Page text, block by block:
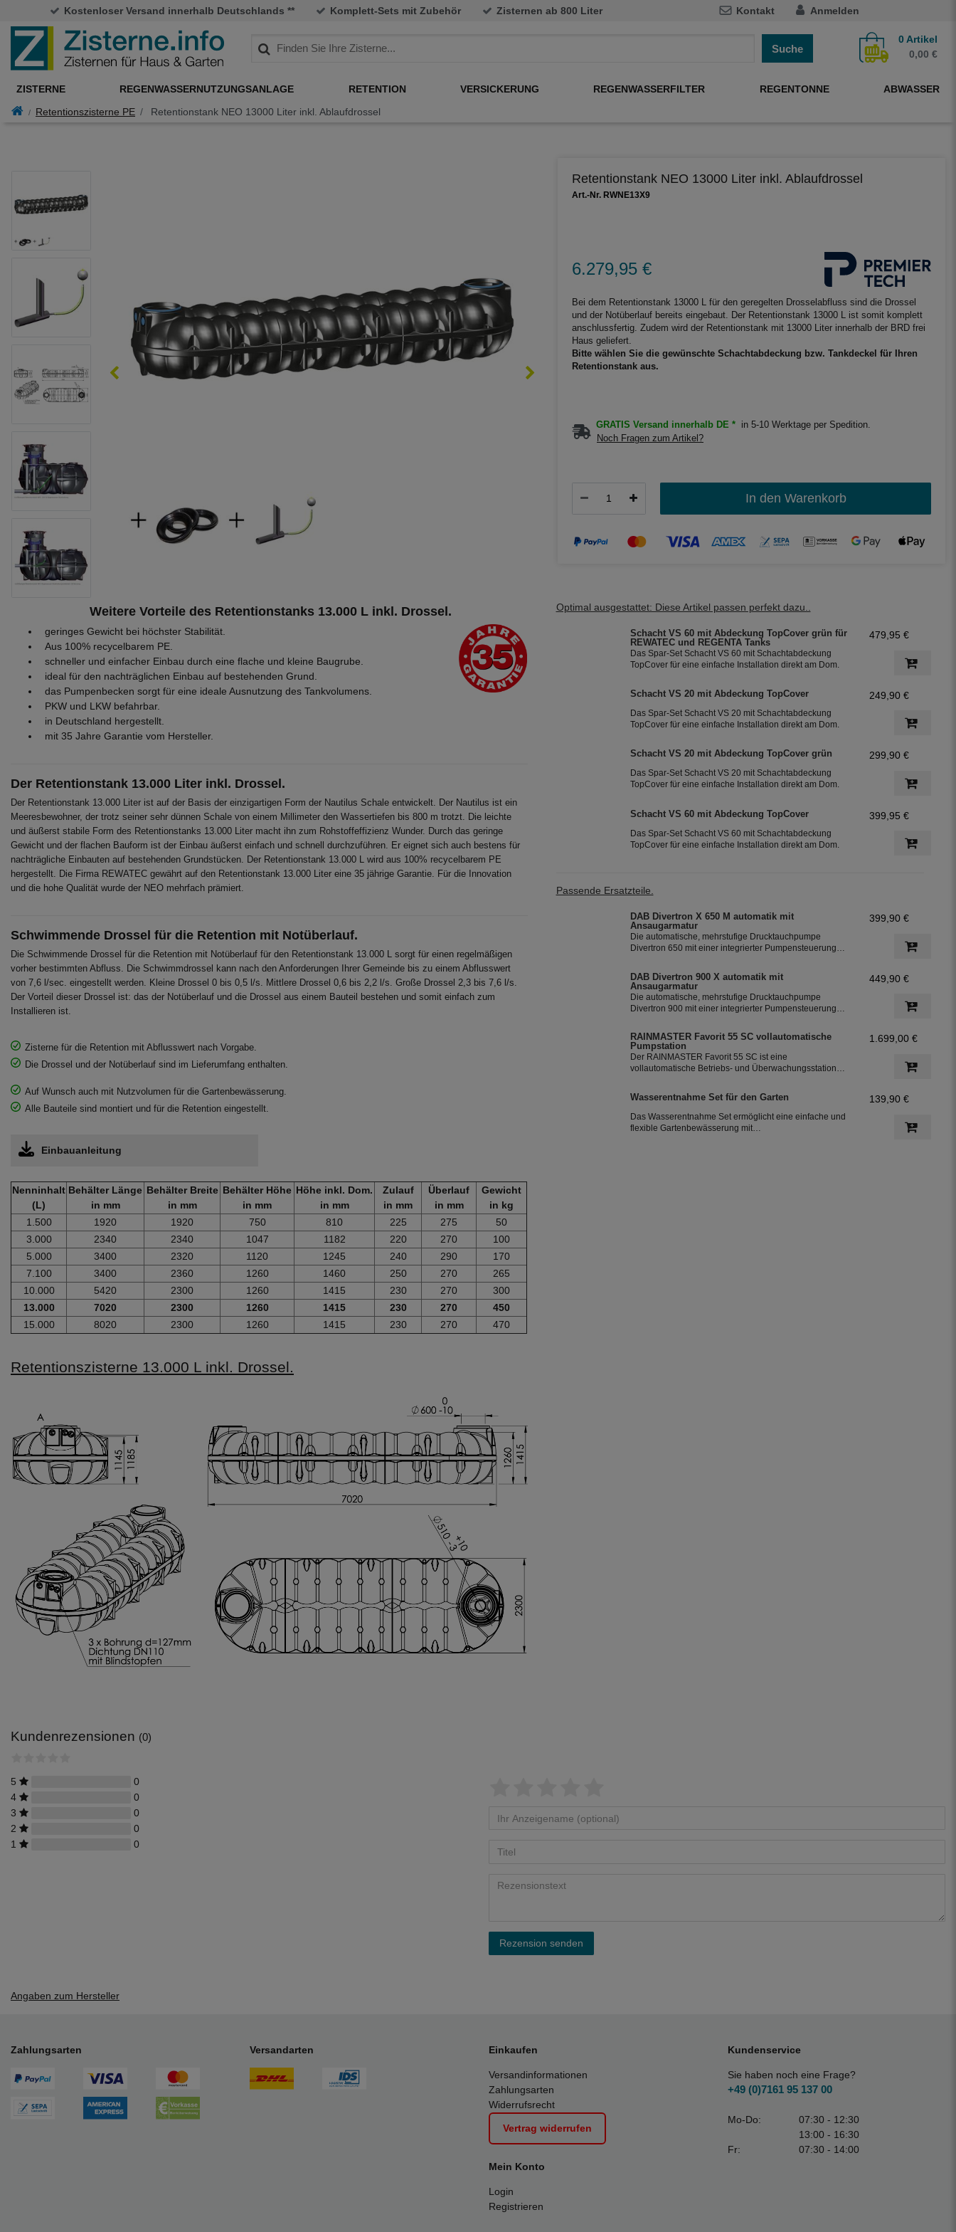
Kostenloser Versand innerhalb Deutschlands ** Komplett-Sets mit Zubehör Zisternen ab 800 Liter Kontakt Anmelden
Suche
0Artikel
0,00 €
ZISTERNE REGENWASSERNUTZUNGSANLAGE RETENTION VERSICKERUNG REGENWASSERFILTER REGENTONNE ABWASSER
Retentionszisterne PE Retentionstank NEO 13000 Liter inkl. Ablaufdrossel
Retentionstank NEO 13000 Liter inkl. Ablaufdrossel
Art.-Nr. RWNE13X9
6.279,95 €
Bei dem Retentionstank 13000 L für den geregelten Drosselabfluss sind die Drossel
und der Notüberlauf bereits eingebaut. Der Retentionstank 13000 L ist somit komplett
anschlussfertig. Zudem wird der Retentionstank mit 13000 Liter innerhalb der BRD frei
Haus geliefert.
Bitte wählen Sie die gewünschte Schachtabdeckung bzw. Tankdeckel für Ihren
Retentionstank aus.
GRATIS Versand innerhalb DE *
in 5-10 Werktage per Spedition.
Noch Fragen zum Artikel?
In den Warenkorb
Weitere Vorteile des Retentionstanks 13.000 L inkl. Drossel.
geringes Gewicht bei höchster Stabilität.
Aus 100% recycelbarem PE.
schneller und einfacher Einbau durch eine flache und kleine Baugrube.
ideal für den nachträglichen Einbau auf bestehenden Grund.
das Pumpenbecken sorgt für eine ideale Ausnutzung des Tankvolumens.
PKW und LKW befahrbar.
in Deutschland hergestellt.
mit 35 Jahre Garantie vom Hersteller.
Der Retentionstank 13.000 Liter inkl. Drossel.
Der Retentionstank 13.000 Liter ist auf der Basis der einzigartigen Form der Nautilus Schale entwickelt. Der Nautilus ist ein
Meeresbewohner, der trotz seiner sehr dünnen Schale von einem Millimeter den Wassertiefen bis 800 m trotzt. Die leichte
und äußerst stabile Form des Retentionstanks 13.000 Liter macht ihn zum Rohstoffeffizienz Wunder. Durch das geringe
Gewicht und der flachen Bauform ist der Einbau äußerst einfach und schnell durchzuführen. Er eignet sich auch bestens für
nachträgliche Einbauten auf bestehenden Grundstücken. Der Retentionstank 13.000 L wird aus 100% recycelbarem PE
hergestellt. Die Firma REWATEC gewährt auf den Retentionstank 13.000 Liter eine 35 jährige Garantie. Für die Innovation
und die hohe Qualität wurde der NEO mehrfach prämiert.
Schwimmende Drossel für die Retention mit Notüberlauf.
Die Schwimmende Drossel für die Retention mit Notüberlauf für den Retentionstank 13.000 L sorgt für einen regelmäßigen
vorher bestimmten Abfluss. Die Schwimmdrossel kann nach den Anforderungen Ihrer Gemeinde bis zu einem Abflusswert
von 7,6 l/sec. eingestellt werden. Kleine Drossel 0 bis 0,5 l/s. Mittlere Drossel 0,6 bis 2,2 l/s. Große Drossel 2,3 bis 7,6 l/s.
Der Vorteil dieser Drossel ist: das der Notüberlauf und die Drossel aus einem Bauteil bestehen und somit einfach zum
Installieren ist.
Zisterne für die Retention mit Abflusswert nach Vorgabe.
Die Drossel und der Notüberlauf sind im Lieferumfang enthalten.
Auf Wunsch auch mit Nutzvolumen für die Gartenbewässerung.
Alle Bauteile sind montiert und für die Retention eingestellt.
Einbauanleitung
Nenninhalt
(L)
Behälter Länge
in mm
Behälter Breite
in mm
Behälter Höhe
in mm
Höhe inkl. Dom.
in mm
Zulauf
in mm
Überlauf
in mm
Gewicht
in kg
1.500
1920 1920 750 810 225 275
50
3.000
2340 2340 1047 1182 220 270
100
5.000
3400 2320 1120 1245 240 290
170
7.100
3400 2360 1260 1460 250 270
265
10.000
5420 2300 1260 1415 230 270
300
13.000
7020 2300 1260 1415 230 270
450
15.000
8020 2300 1260 1415 230 270 470
Retentionszisterne 13.000 L inkl. Drossel.
Optimal ausgestattet: Diese Artikel passen perfekt dazu..
Schacht VS 60 mit Abdeckung TopCover grün für
REWATEC und REGENTA Tanks
Das Spar-Set Schacht VS 60 mit Schachtabdeckung
TopCover für eine einfache Installation direkt am Dom.
479,95 €
Schacht VS 20 mit Abdeckung TopCover
Das Spar-Set Schacht VS 20 mit Schachtabdeckung
TopCover für eine einfache Installation direkt am Dom.
249,90 €
Schacht VS 20 mit Abdeckung TopCover grün
Das Spar-Set Schacht VS 20 mit Schachtabdeckung
TopCover für eine einfache Installation direkt am Dom.
299,90 €
Schacht VS 60 mit Abdeckung TopCover
Das Spar-Set Schacht VS 60 mit Schachtabdeckung
TopCover für eine einfache Installation direkt am Dom.
399,95 €
Passende Ersatzteile.
DAB Divertron X 650 M automatik mit
Ansaugarmatur
Die automatische, mehrstufige Drucktauchpumpe
Divertron 650 mit einer integrierter Pumpensteuerung
Nutzung von dem Regenwasser aus den Zisternen für
die Bewässerung des Garten.
399,90 €
DAB Divertron 900 X automatik mit
Ansaugarmatur
Die automatische, mehrstufige Drucktauchpumpe
Divertron 900 mit einer integrierter Pumpensteuerung
Nutzung von dem Regenwasser aus den Zisternen für
die Bewässerung des Garten.
449,90 €
RAINMASTER Favorit 55 SC vollautomatische
Pumpstation
Der RAINMASTER Favorit 55 SC ist eine
vollautomatische Betriebs- und Überwachungsstation
Trinkwassereinspeisung. Der perfekte Baustein für die
Versorgung von Haus und Garten mit Regenwasser.
1.699,00 €
Wasserentnahme Set für den Garten
Das Wasserentnahme Set ermöglicht eine einfache und
flexible Gartenbewässerung mit
139,90 €
Kundenrezensionen (0)
5
0
4
0
3
0
2
0
1
0
Rezension senden
Angaben zum Hersteller
Zahlungsarten Versandarten Einkaufen
Versandinformationen
Zahlungsarten
Widerrufsrecht
Vertrag widerrufen
Mein Konto
Login
Registrieren
Kundenservice
Sie haben noch eine Frage?
+49 (0)7161 95 137 00
Mo-Do:
07:30 - 12:30
13:00 - 16:30
Fr:
07:30 - 14:00